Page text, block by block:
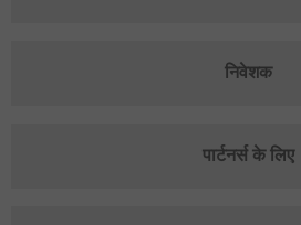
निवेशक
पार्टनर्स के लिए